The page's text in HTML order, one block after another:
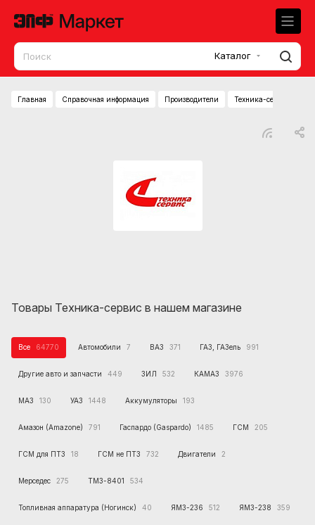
Каталог
Главная Справочная информация Производители Техника-сервис
Товары Техника-сервис в нашем магазине
Все 64770 Автомобили 7 ВАЗ 371 ГАЗ, ГАЗель 991
Другие авто и запчасти 449 ЗИЛ 532 КАМАЗ 3976
МАЗ 130 УАЗ 1448 Аккумуляторы 193
Амазон (Amazone) 791 Гаспардо (Gaspardo) 1485 ГСМ 205
ГСМ для ПТЗ 18 ГСМ не ПТЗ 732 Двигатели 2
Мерседес 275 ТМЗ-8401 534
Топливная аппаратура (Ногинск) 40 ЯМЗ-236 512 ЯМЗ-238 359